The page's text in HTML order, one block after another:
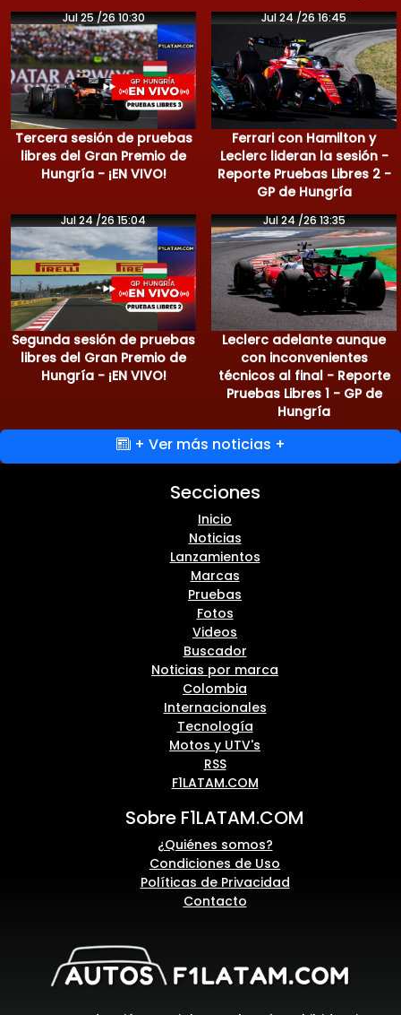
Jul 25 /26 10:30
Tercera sesión de pruebas
libres del Gran Premio de
Hungría - ¡EN VIVO!
Jul 24 /26 16:45
Ferrari con Hamilton y
Leclerc lideran la sesión -
Reporte Pruebas Libres 2 -
GP de Hungría
Jul 24 /26 15:04
Segunda sesión de pruebas
libres del Gran Premio de
Hungría - ¡EN VIVO!
Jul 24 /26 13:35
Leclerc adelante aunque
con inconvenientes
técnicos al final - Reporte
Pruebas Libres 1 - GP de
Hungría
+ Ver más noticias +
Secciones
Inicio
Noticias
Lanzamientos
Marcas
Pruebas
Fotos
Videos
Buscador
Noticias por marca
Colombia
Internacionales
Tecnología
Motos y UTV's
RSS
F1LATAM.COM
Sobre F1LATAM.COM
¿Quiénes somos?
Condiciones de Uso
Políticas de Privacidad
Contacto